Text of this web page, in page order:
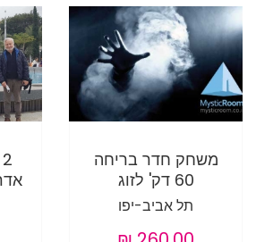
משחק חדר בריחה
60 דק' לזוג
תל אביב-יפו